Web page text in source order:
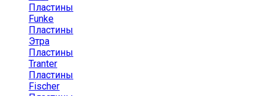
Пластины
Funke
Пластины
Этра
Пластины
Tranter
Пластины
Fischer